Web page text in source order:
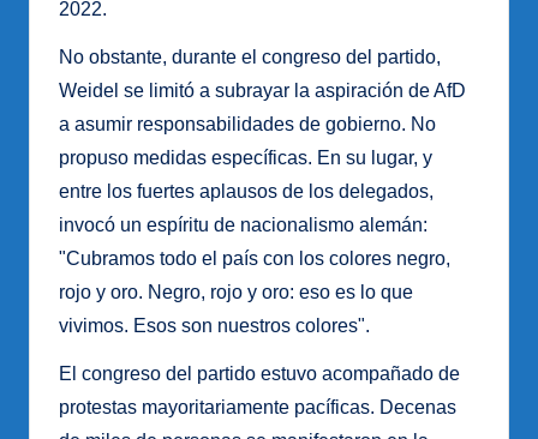
2022.
No obstante, durante el congreso del partido,
Weidel se limitó a subrayar la aspiración de AfD
a asumir responsabilidades de gobierno. No
propuso medidas específicas. En su lugar, y
entre los fuertes aplausos de los delegados,
invocó un espíritu de nacionalismo alemán:
"Cubramos todo el país con los colores negro,
rojo y oro. Negro, rojo y oro: eso es lo que
vivimos. Esos son nuestros colores".
El congreso del partido estuvo acompañado de
protestas mayoritariamente pacíficas. Decenas